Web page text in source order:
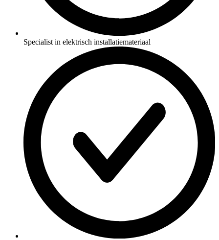
Specialist in elektrisch installatiemateriaal